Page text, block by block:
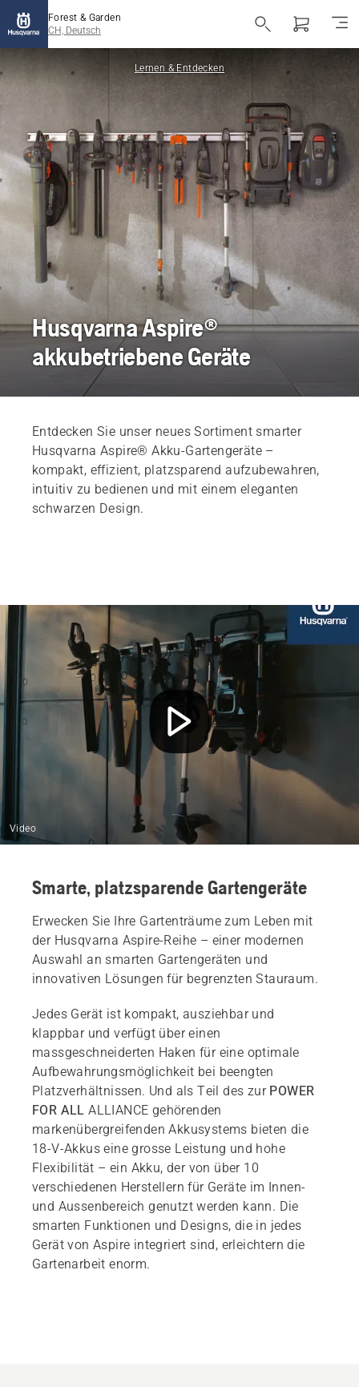
Forest & Garden
CH, Deutsch
Lernen & Entdecken
Husqvarna Aspire®
akkubetriebene Geräte
Entdecken Sie unser neues Sortiment smarter
Husqvarna Aspire® Akku-Gartengeräte –
kompakt, effizient, platzsparend aufzubewahren,
intuitiv zu bedienen und mit einem eleganten
schwarzen Design.
Video
Smarte, platzsparende Gartengeräte
Erwecken Sie Ihre Gartenträume zum Leben mit
der Husqvarna Aspire-Reihe – einer modernen
Auswahl an smarten Gartengeräten und
innovativen Lösungen für begrenzten Stauraum.
Jedes Gerät ist kompakt, ausziehbar und
klappbar und verfügt über einen
massgeschneiderten Haken für eine optimale
Aufbewahrungsmöglichkeit bei beengten
Platzverhältnissen. Und als Teil des zur POWER
FOR ALL ALLIANCE gehörenden
markenübergreifenden Akkusystems bieten die
18-V-Akkus eine grosse Leistung und hohe
Flexibilität – ein Akku, der von über 10
verschiedenen Herstellern für Geräte im Innen-
und Aussenbereich genutzt werden kann. Die
smarten Funktionen und Designs, die in jedes
Gerät von Aspire integriert sind, erleichtern die
Gartenarbeit enorm.